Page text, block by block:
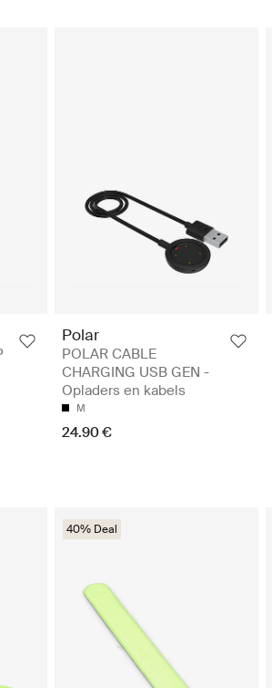
Polar
POLAR CABLE
CHARGING USB GEN -
Opladers en kabels
M
24.90 €
40% Deal